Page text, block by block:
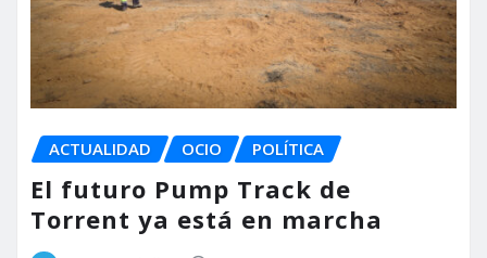
ACTUALIDAD OCIO POLÍTICA
El futuro Pump Track de
Torrent ya está en marcha